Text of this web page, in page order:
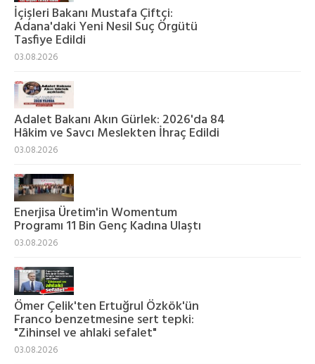
İçişleri Bakanı Mustafa Çiftçi:
Adana'daki Yeni Nesil Suç Örgütü
Tasfiye Edildi
03.08.2026
Adalet Bakanı Akın Gürlek: 2026'da 84
Hâkim ve Savcı Meslekten İhraç Edildi
03.08.2026
Enerjisa Üretim'in Womentum
Programı 11 Bin Genç Kadına Ulaştı
03.08.2026
Ömer Çelik'ten Ertuğrul Özkök'ün
Franco benzetmesine sert tepki:
"Zihinsel ve ahlaki sefalet"
03.08.2026